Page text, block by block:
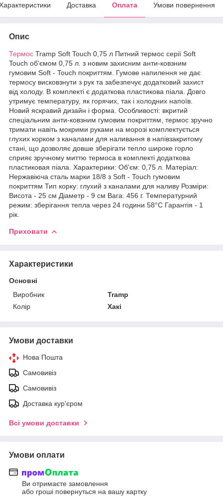
Доставка Оплата Умови повернення
Опис
Термос Tramp Soft Touch 0,75 л Питний термос серії Soft
Touch об'ємом 0,75 л. з новим захисним анти-ковзним
гумовим Soft - Touch покриттям. Гумове напилення не дає
термосу висковзнути з рук та забезпечує додатковий захист
від холоду. В комплекті є додаткова пластикова піала. Довго
утримує температуру, як горячих, так і холодних напоїв.
Новий яскравий дизайн і форма. Особливості: вкритий
спеціальним анти-ковзним гумовим покриттям, термос зручно
тримати навіть мокрими руками на морозі комплектується
глухих корком з каналами для наливання в напівзакритому
стані, що дозволяє довше зберігати тепло широке горло
сприяє зручному миттю термоса в комплекті додаткова
пластиковая піала. Характерики: Об'єм: 0,75 л. Матеріал:
Нержавіюча сталь марки 18/8 з Soft - Touch гумовим
покриттям Тип корку: глухий з каналами для наливу Розміри:
Висота - 25 см Діаметр - 9 см Вага: 456 г. Температурний
режим: зберігання тепла через 24 години 58°C Гарантія - 1
рік.
Приховати
Характеристики
Основні
Виробник
Tramp
Колір
Хакі
Умови доставки
Нова Пошта
Самовивіз
Самовивіз
Доставка кур'єром
Всі умови доставки
Умови оплати
Ви отримаєте замовлення
або гроші повернуться на вашу картку